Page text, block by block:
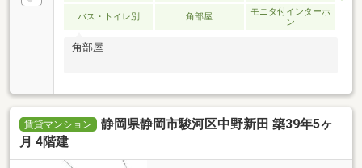
バス・トイレ別 角部屋
モニタ付インターホ
ン
角部屋
賃貸マンション
静岡県静岡市駿河区中野新田 築39年5ヶ
月 4階建